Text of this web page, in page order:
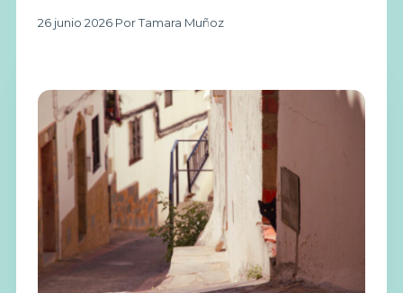
26 junio 2026·Por Tamara Muñoz